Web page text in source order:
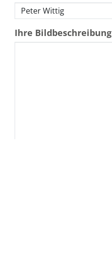
Ihre Bildbeschreibung